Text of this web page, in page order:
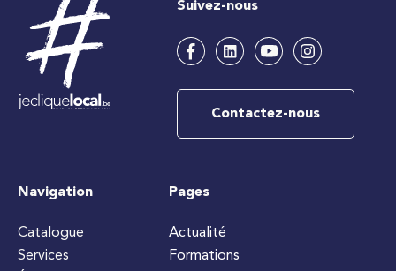
Suivez-nous
Contactez-nous
Navigation
Catalogue
Services
Pages
Actualité
Formations